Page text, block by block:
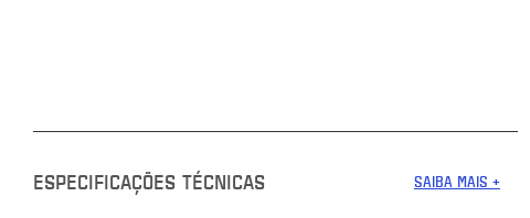
ESPECIFICAÇÕES TÉCNICAS SAIBA MAIS +